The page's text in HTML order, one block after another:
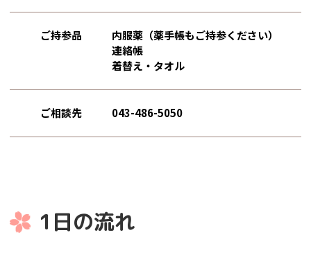
ご持参品
内服薬（薬手帳もご持参ください）
連絡帳
着替え・タオル
ご相談先 043-486-5050
1日の流れ